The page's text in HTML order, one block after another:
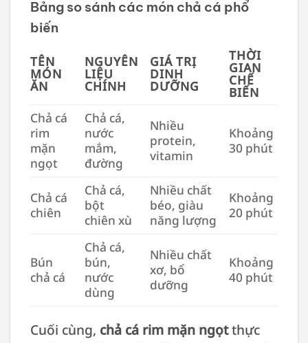
Bảng so sánh các món chả cá phổ
biến
TÊN
MÓN
ĂN
NGUYÊN
LIỆU
CHÍNH
GIÁ TRỊ
DINH
DƯỠNG
THỜI
GIAN
CHẾ
BIẾN
Chả cá
rim
mặn
ngọt
Chả cá,
nước
mắm,
đường
Nhiều
protein,
vitamin
Khoảng
30 phút
Chả cá
chiên
Chả cá,
bột
chiên xù
Nhiều chất
béo, giàu
năng lượng
Khoảng
20 phút
Bún
chả cá
Chả cá,
bún,
nước
dùng
Nhiều chất
xơ, bổ
dưỡng
Khoảng
40 phút
Cuối cùng, chả cá rim mặn ngọtthực